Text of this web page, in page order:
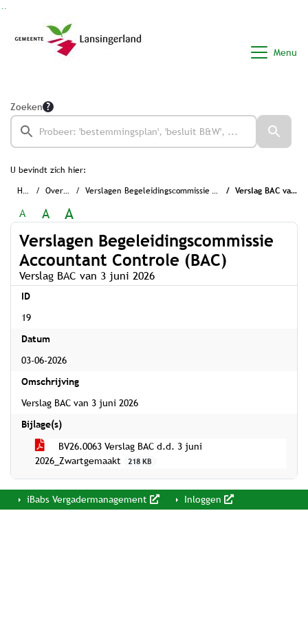
Menu
Zoeken
U bevindt zich hier:
Home Overzichten Verslagen Begeleidingscommissie Accountant Controle (BAC) Verslag BAC van 3 juni 2026
A A A
Verslagen Begeleidingscommissie
Accountant Controle (BAC)
Verslag BAC van 3 juni 2026
ID
19
Datum
03-06-2026
Omschrijving
Verslag BAC van 3 juni 2026
Bijlage(s)
BV26.0063 Verslag BAC d.d. 3 juni
2026_Zwartgemaakt
218 KB
iBabs Vergadermanagement Inloggen